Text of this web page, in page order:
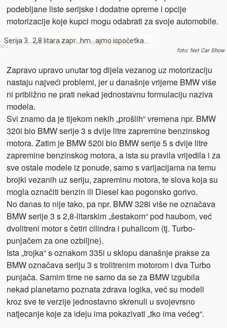
podebljane liste serijske i dodatne opreme i opcije
motorizacije koje kupci mogu odabrati za svoje automobile.
Serija 3…2,8 litara zapr…hm…ajmo ispočetka…
foto: Net Car Show
Zapravo upravo unutar tog dijela vezanog uz motorizaciju
nastaju najveći problemi, jer u današnje vrijeme BMW više
ni približno ne prati nekad jednostavnu formulaciju naziva
modela.
Svi znamo da je tijekom nekih „prošlih“ vremena npr. BMW
320i bio BMW serije 3 s dvije litre zapremine benzinskog
motora. Zatim je BMW 520i bio BMW serije 5 s dvije litre
zapremine benzinskog motora, a ista su pravila vrijedila i za
sve ostale modele iz ponude, samo s varijacijama na temu
brojki vezanih uz seriju, zapreminu motora, te slova koja su
mogla označiti benzin ili Diesel kao pogonsko gorivo.
No danas to nije tako, pa npr. BMW 328i više ne označava
BMW serije 3 s 2,8-litarskim „šestakom“ pod haubom, već
dvolitreni motor s četiri cilindra i puhalicom (tj. Turbo-
punjačem za one ozbiljne).
Ista „trojka“ s oznakom 335i u sklopu današnje prakse za
BMW označava seriju 3 s trolitrenim motorom i dva Turbo
punjača. Samim time ne samo da se za BMW izgubila
nekad planetarno poznata zdrava logika, već su modeli
kroz sve te verzije jednostavno skrenuli u svojevrsno
natjecanje koje za ideju ima pokazivati „tko ima većeg“.